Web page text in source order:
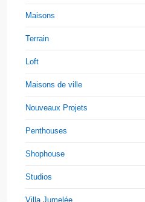
Maisons
Terrain
Loft
Maisons de ville
Nouveaux Projets
Penthouses
Shophouse
Studios
Villa Jumelée